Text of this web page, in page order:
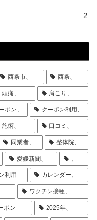
2
西条市、 西条、
頭痛、 肩こり、
ポン、 クーポン利用、
施術、 口コミ、
同業者、 整体院、
愛媛新聞、 、
利用 カレンダー、
ワクチン接種、
ポン 2025年、